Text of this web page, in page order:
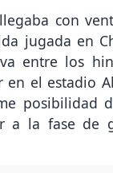
llegaba con
jugada en
entre los
en el estadio
posibilidad
a la fase de